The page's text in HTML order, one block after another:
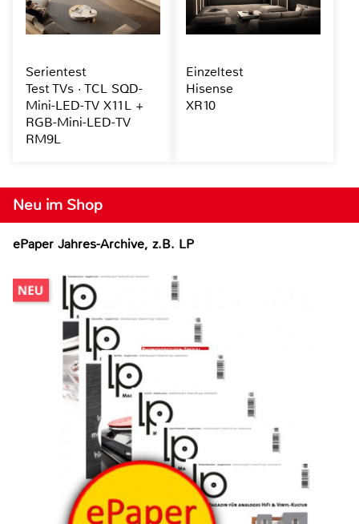
Neu im Shop
ePaper Jahres-Archive, z.B. LP
Serientest
Test TVs · TCL SQD-
Mini-LED-TV X11L +
RGB-Mini-LED-TV
RM9L
Einzeltest
Hisense
XR10